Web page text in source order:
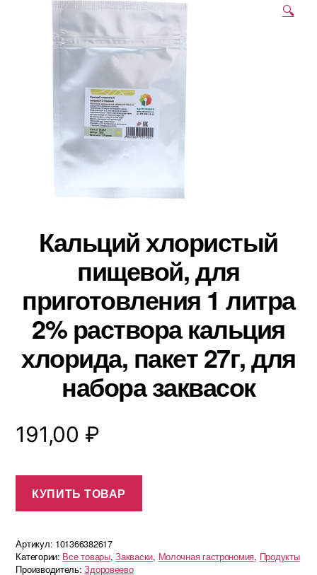
🔍
Кальций хлористый
пищевой, для
приготовления 1 литра
2% раствора кальция
хлорида, пакет 27г, для
набора заквасок
191,00 ₽
КУПИТЬ ТОВАР
Артикул: 101366382617
Категории: Все товары,Закваски, Молочная гастрономия, Продукты
Производитель:Здоровеево